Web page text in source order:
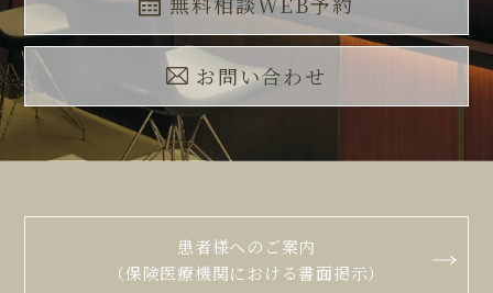
お問い合わせ
患者様へのご案内
（保険医療機関における書面掲示）